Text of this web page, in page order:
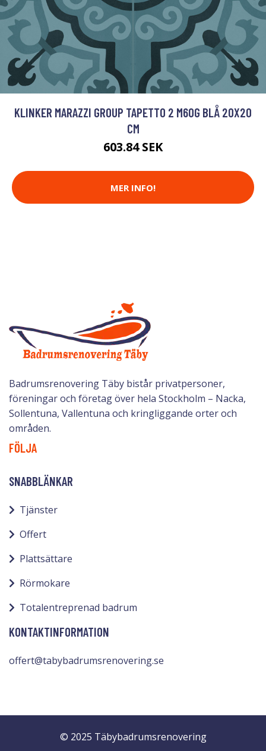
KLINKER MARAZZI GROUP TAPETTO 2 M60G BLÅ 20X20
CM
603.84 SEK
MER INFO!
Badrumsrenovering Täby bistår privatpersoner,
föreningar och företag över hela Stockholm – Nacka,
Sollentuna, Vallentuna och kringliggande orter och
områden.
FÖLJA
SNABBLÄNKAR
Tjänster
Offert
Plattsättare
Rörmokare
Totalentreprenad badrum
KONTAKTINFORMATION
offert@tabybadrumsrenovering.se
© 2025 Täbybadrumsrenovering